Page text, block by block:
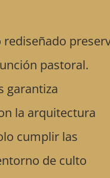
pastoral.
garantiza
la arquitectura
cumplir las
de culto